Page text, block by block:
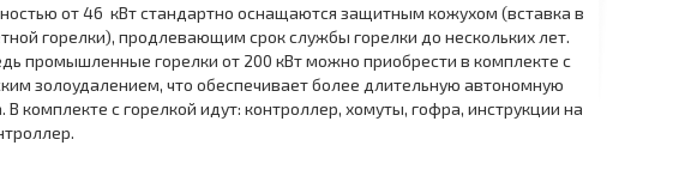
от 46 кВт стандартно оснащаются защитным кожухом (вставка в
горелки), продлевающим срок службы горелки до нескольких лет.
промышленные горелки от 200 кВт можно приобрести в комплекте с
золоудалением, что обеспечивает более длительную автономную
В комплекте с горелкой идут: контроллер, хомуты, гофра, инструкции на